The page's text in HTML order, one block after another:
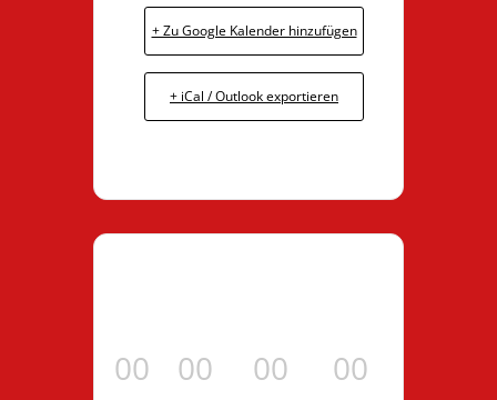
+ Zu Google Kalender hinzufügen
+ iCal / Outlook exportieren
00 00 00 00